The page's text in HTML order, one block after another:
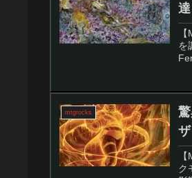
を
mtgrocks
ク